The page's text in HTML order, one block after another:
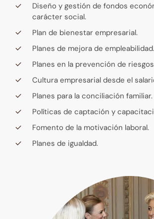
Diseño y gestión de fondos
carácter social.
Plan de bienestar empresarial.
Planes de mejora de empleabilidad.
Planes en la prevención de
Cultura empresarial desde el
Planes para la conciliación familiar.
Políticas de captación y
Fomento de la motivación laboral.
Planes de igualdad.